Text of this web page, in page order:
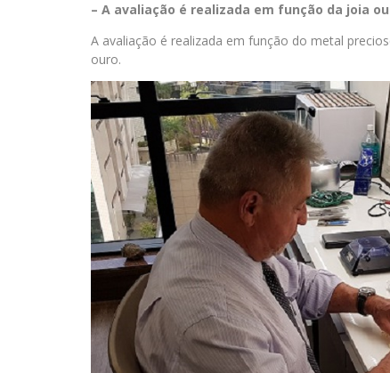
– A avaliação é realizada em função da joia
A avaliação é realizada em função do metal
ouro.